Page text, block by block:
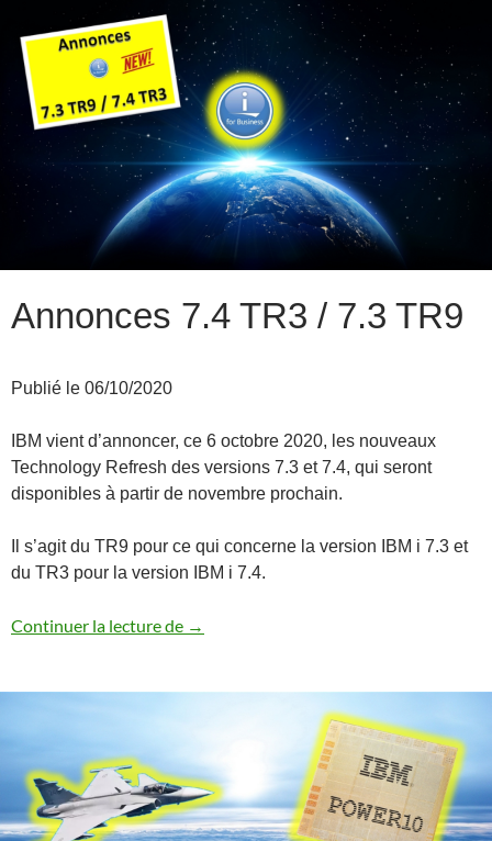
Annonces 7.4 TR3 / 7.3 TR9
Publié le 06/10/2020
IBM vient d’annoncer, ce 6 octobre 2020, les nouveaux
Technology Refresh des versions 7.3 et 7.4, qui seront
disponibles à partir de novembre prochain.
Il s’agit du TR9 pour ce qui concerne la version IBM i 7.3 et
du TR3 pour la version IBM i 7.4.
Continuer la lecture de Annonces 7.4 TR3 / 7.3 TR9
→